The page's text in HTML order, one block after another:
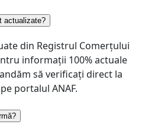
actualizate?
din Registrul Comerțului
informații 100% actuale
să verificați direct la
portalul ANAF.